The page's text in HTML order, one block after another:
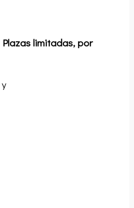
Plazas limitadas, por
y